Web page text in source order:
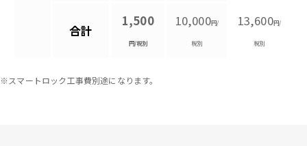
合計
1,500
円/税別
10,000円/
税別
13,600円/
税別
※スマートロック工事費別途になります。